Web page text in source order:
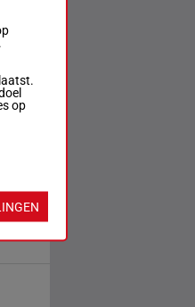
op